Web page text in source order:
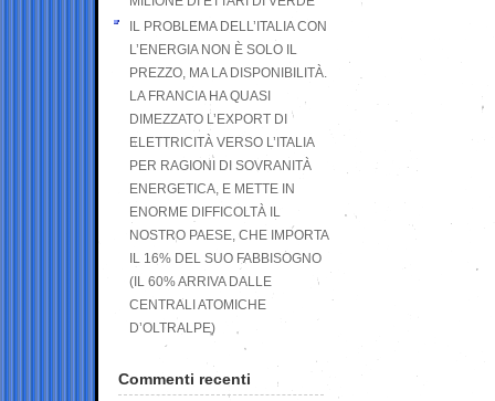
IL PROBLEMA DELL’ITALIA CON
L’ENERGIA NON È SOLO IL
PREZZO, MA LA DISPONIBILITÀ.
LA FRANCIA HA QUASI
DIMEZZATO L’EXPORT DI
ELETTRICITÀ VERSO L’ITALIA
PER RAGIONI DI SOVRANITÀ
ENERGETICA, E METTE IN
ENORME DIFFICOLTÀ IL
NOSTRO PAESE, CHE IMPORTA
IL 16% DEL SUO FABBISOGNO
(IL 60% ARRIVA DALLE
CENTRALI ATOMICHE
D’OLTRALPE)
Commenti recenti